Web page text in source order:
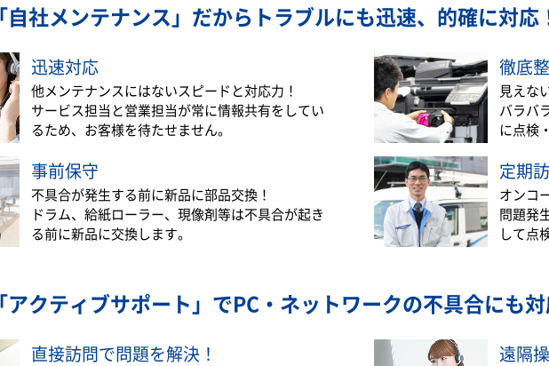
「自社メンテナンス」だから トラブルにも迅速、的確に対応
迅速対応
他メンテナンスにはないスピードと対応力！
サービス担当と営業担当が常に情報共有をしてい
るため、お客様を待たせません。
徹底
見えな
バラバ
に点検
事前保守
不具合が発生する前に新品に部品交換！
ドラム、給紙ローラー、現像剤等は不具合が起き
る前に新品に交換します。
定期
オンコ
問題発
して点
「アクティブサポート」でPC・ネットワークの不具合にも対
直接訪問で問題を解決！ 遠隔